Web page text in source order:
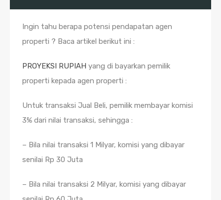
Ingin tahu berapa potensi pendapatan agen
properti ? Baca artikel berikut ini :
PROYEKSI RUPIAH yang di bayarkan pemilik
properti kepada agen properti :
Untuk transaksi Jual Beli, pemilik membayar komisi
3% dari nilai transaksi, sehingga :
– Bila nilai transaksi 1 Milyar, komisi yang dibayar
senilai Rp 30 Juta
– Bila nilai transaksi 2 Milyar, komisi yang dibayar